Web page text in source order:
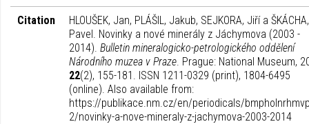
Citation
HLOUŠEK, Jan, PLÁŠIL, Jakub, SEJKORA, Jiří a ŠKÁCHA,
Pavel. Novinky a nové minerály z Jáchymova (2003 -
2014). Bulletin mineralogicko-petrologického oddělení
Národního muzea v Praze. Prague: National Museum,
22(2), 155-181. ISSN 1211-0329 (print), 1804-6495
(online). Also available from:
https://publikace.nm.cz/en/periodicals/
2/novinky-a-nove-mineraly-z-jachymova-2003-2014